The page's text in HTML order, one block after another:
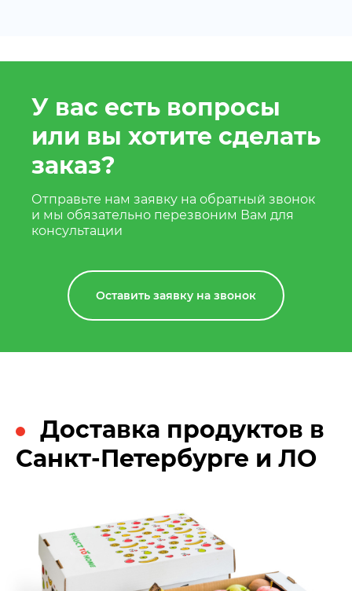
У вас есть вопросы
или вы хотите сделать
заказ?
Отправьте нам заявку на обратный звонок
и мы обязательно перезвоним Вам для
консультации
Оставить заявку на звонок
Доставка продуктов в
Санкт-Петербурге и ЛО